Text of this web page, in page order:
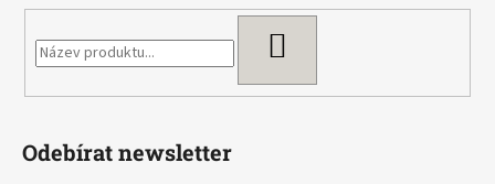
Odebírat newsletter